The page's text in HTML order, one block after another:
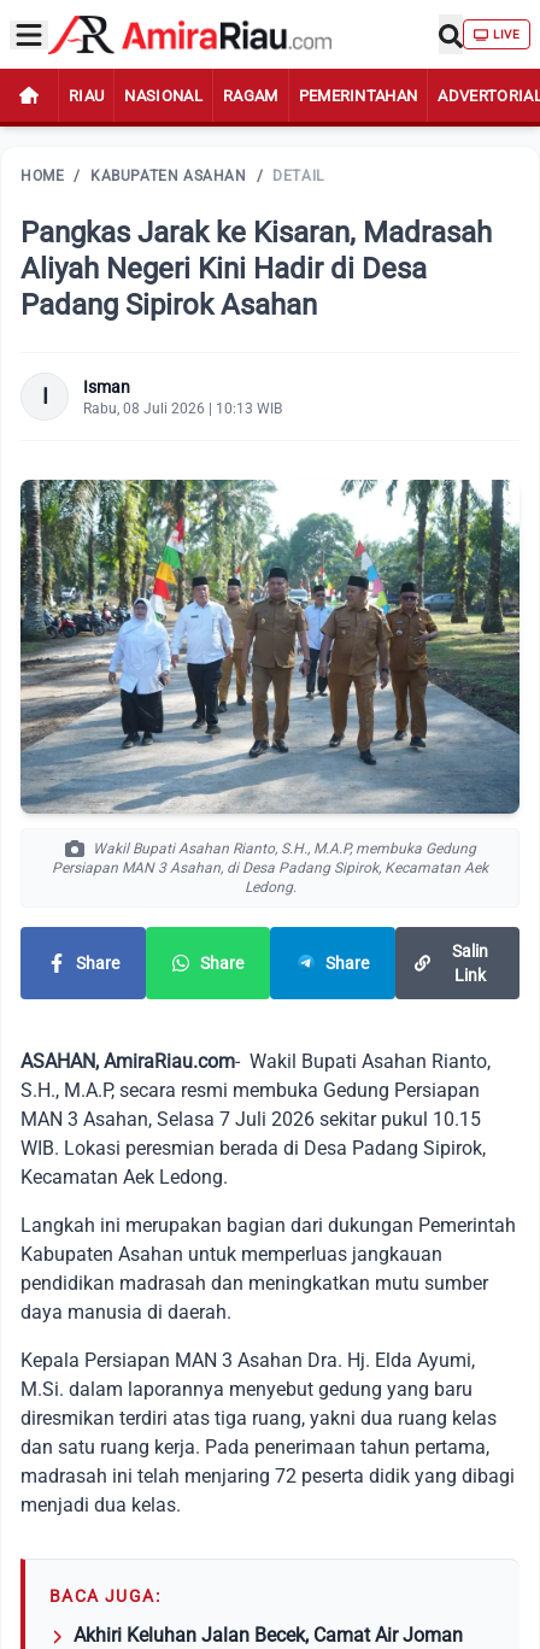
LIVE
RIAU NASIONAL RAGAM PEMERINTAHAN
HOME / KABUPATEN ASAHAN / DETAIL
Pangkas Jarak ke Kisaran, Madrasah
Aliyah Negeri Kini Hadir di Desa
Padang Sipirok Asahan
I Isman
Rabu, 08 Juli 2026 | 10:13 WIB
Wakil Bupati Asahan Rianto, S.H., M.A.P, membuka Gedung
Persiapan MAN 3 Asahan, di Desa Padang Sipirok, Kecamatan Aek
Ledong.
Share Share Share
Salin
Link
ASAHAN, AmiraRiau.com- Wakil Bupati Asahan Rianto,
S.H., M.A.P, secara resmi membuka Gedung Persiapan
MAN 3 Asahan, Selasa 7 Juli 2026 sekitar pukul 10.15
WIB. Lokasi peresmian berada di Desa Padang Sipirok,
Kecamatan Aek Ledong.
Langkah ini merupakan bagian dari dukungan Pemerintah
Kabupaten Asahan untuk memperluas jangkauan
pendidikan madrasah dan meningkatkan mutu sumber
daya manusia di daerah.
Kepala Persiapan MAN 3 Asahan Dra. Hj. Elda Ayumi,
M.Si. dalam laporannya menyebut gedung yang baru
diresmikan terdiri atas tiga ruang, yakni dua ruang kelas
dan satu ruang kerja. Pada penerimaan tahun pertama,
madrasah ini telah menjaring 72 peserta didik yang dibagi
menjadi dua kelas.
BACA JUGA:
Akhiri Keluhan Jalan Becek, Camat Air Joman